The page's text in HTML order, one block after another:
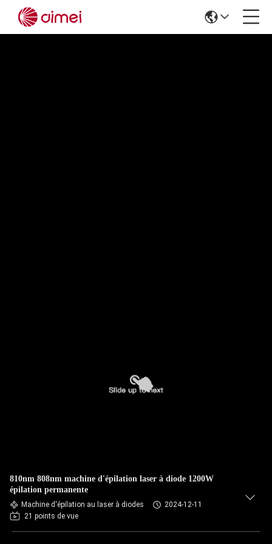
810nm 808nm machine d'épilation laser à diode 1200W
épilation permanente
Machine d'épilation au laser à diodes
2024-12-11
21 points de vue